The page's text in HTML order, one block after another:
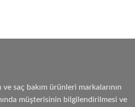
saç bakım ürünleri markalarının
müşterisinin bilgilendirilmesi ve